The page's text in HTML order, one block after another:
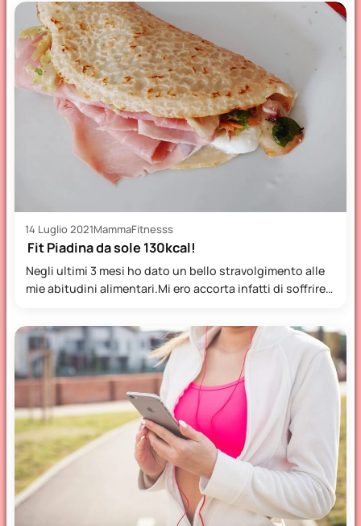
14 Luglio 2021MammaFitnesss
Fit Piadina da sole 130kcal!
Negli ultimi 3 mesi ho dato un bello stravolgimento alle
mie abitudini alimentari.Mi ero accorta infatti di soffrire…